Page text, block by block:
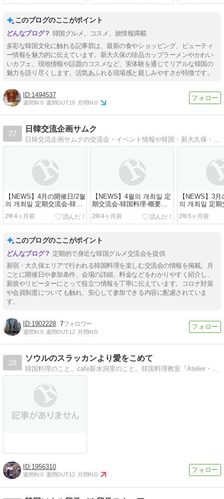
このブログのここがポイント
韓国グルメ、コスメ、旅情報満載
多彩な韓国文化に触れる記事群は、最新の食やショッピング、ビューティ
ー情報を魅力的に伝えています。新大久保の珍品カップラーメンやかわい
いカフェ、現地情報や話題のコスメなど、実体験を通じてリアルな韓国の
魅力を語り尽くします。活気あふれる現場感と親しみやすさが特徴です。
1494537
週間IN:0 週間OUT:18 月間IN:0
27
日韓交流企画サムク
日韓交流企画サムクの交流会・イベント情報や韓国・新大久保・韓国語・韓国料理・韓国文化について更新中！
【NEWS】4月の開催日/2월
의 개최일 定期交流会-韓国
料理-概要・内容・予約
2年4ヶ月前
【NEWS】4월의 개최일 定
期交流会-韓国料理-概要・
内容・予約
2年4ヶ月前
【NEWS】3
의 개최일 定期
料理-概要・内
2年5ヶ月前
このブログのここがポイント
定期的で身近な韓国グルメ交流会を提供
新宿・大久保エリアで行われる韓国料理を楽しむ交流会の情報を掲載。月
ごとに開催日や参加条件、会場の詳細、料金などをわかりやすく紹介し、
新規やリピーターにとって役立つ情報を丁寧に伝えています。コロナ対策
や会員制度についても触れ、安心して参加できる内容に配慮されていま
す。
1902228 7
週間IN:0 週間OUT:12 月間IN:0
28
ソウルのスラッカンより愛をこめて
1956310
週間IN:0 週間OUT:12 月間IN:0